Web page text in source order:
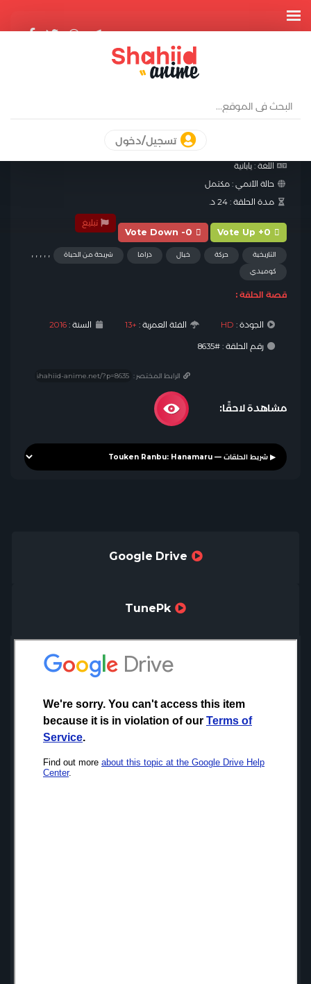
تسجيل/دخول
الفيديو الترويجي
TOUKEN RANBU: HANAMARU
الحلقة 06 مترجمة اون لاين +تحميل
Touken Ranbu: Hanamaru
اللغة :يابانية
حالة الأنمي :مكتمل
مدة الحلقة :24 د.
Vote Up +0
Vote Down -0
تبليغ
التاريخية , حركة , خيال , دراما , شريحة من الحياة ,
كوميدي
قصة الحلقة :
الجودة : HD الفئة العمرية : +13 السنة :2016
رقم الحلقة : #8635
الرابط المختصر :
مشاهدة لاحقًا:
TunePk